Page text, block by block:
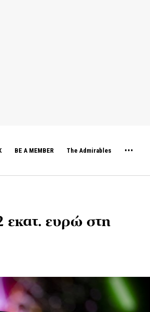
BE A MEMBER The Admirables
εκατ. ευρώ στη